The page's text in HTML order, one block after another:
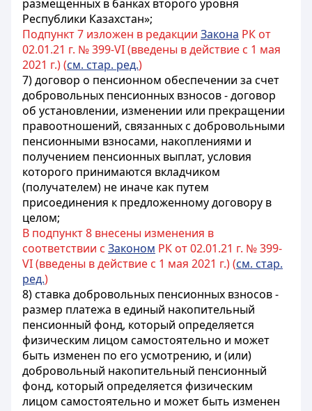
размещенных в банках второго уровня
Республики Казахстан»;
Подпункт 7 изложен в редакции Закона РК от
02.01.21 г. № 399-VI (введены в действие с 1 мая
2021 г.) (см. стар. ред.)
7) договор о пенсионном обеспечении за счет
добровольных пенсионных взносов - договор
об установлении, изменении или прекращении
правоотношений, связанных с добровольными
пенсионными взносами, накоплениями и
получением пенсионных выплат, условия
которого принимаются вкладчиком
(получателем) не иначе как путем
присоединения к предложенному договору в
целом;
В подпункт 8 внесены изменения в
соответствии с Законом РК от 02.01.21 г. № 399-
VI (введены в действие с 1 мая 2021 г.) (см. стар.
ред.)
8) ставка добровольных пенсионных взносов -
размер платежа в единый накопительный
пенсионный фонд, который определяется
физическим лицом самостоятельно и может
быть изменен по его усмотрению, и (или)
добровольный накопительный пенсионный
фонд, который определяется физическим
лицом самостоятельно и может быть изменен